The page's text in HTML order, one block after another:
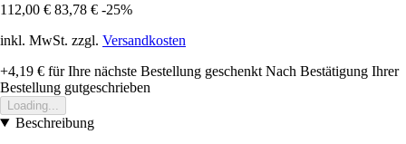
112,00 € 83,78 € -25%
inkl. MwSt. zzgl. Versandkosten
+4,19 € für Ihre nächste Bestellung geschenkt Nach Bestätigung Ihrer
Bestellung gutgeschrieben
Loading...
Beschreibung